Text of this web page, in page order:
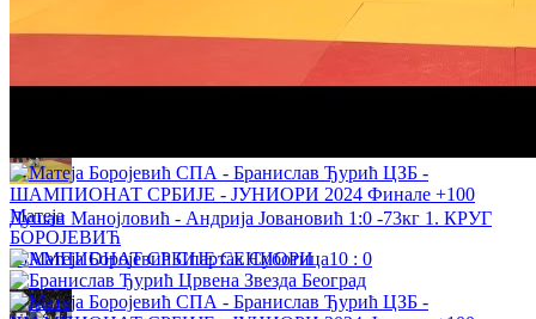
Василије Грујичић - Васко Квргић 1:0 -81кг 1. КРУГ
ШАМПИОНАТ СРБИЈЕ СЕНИОРИ
Душан Манојловић - Андрија Јовановић 1:0 -73кг 1. КРУГ
ШАМПИОНАТ СРБИЈЕ СЕНИОРИ
Матеја
БОРОЈЕВИЋ
10 : 0